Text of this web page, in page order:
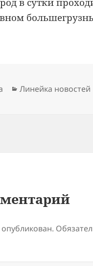
Рубрики
Линейка новостей